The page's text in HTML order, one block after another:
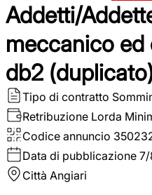
Addetti/
meccanico ed
db2
Tipo di contratto
Retribuzione Lorda
Codice annuncio
Data di pubblicazione
Città Angiari